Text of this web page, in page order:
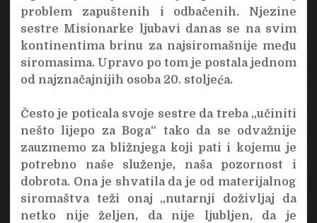
problem zapuštenih i odbačenih. Njezine
sestre Misionarke ljubavi danas se na svim
kontinentima brinu za najsiromašnije među
siromasima. Upravo po tom je postala jednom
od najznačajnijih osoba 20. stoljeća.
Često je poticala svoje sestre da treba „učiniti
nešto lijepo za Boga“ tako da se odvažnije
zauzmemo za bližnjega koji pati i kojemu je
potrebno naše služenje, naša pozornost i
dobrota. Ona je shvatila da je od materijalnog
siromaštva teži onaj „nutarnji doživljaj da
netko nije željen, da nije ljubljen, da je